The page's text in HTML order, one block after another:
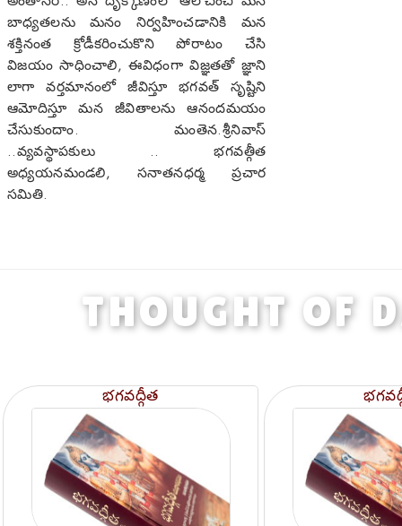
బాధ్యతలను మనం నిర్వహించడానికి మన
శక్తినంత క్రోడీకరించుకొని పోరాటం చేసి
విజయం సాధించాలి, ఈవిధంగా విజ్ఞతతో జ్ఞాని
లాగా వర్తమానంలో జీవిస్తూ భగవత్ సృష్టిని
ఆమోదిస్తూ మన జీవితాలను ఆనందమయం
చేసుకుందాం. మంతెన.శ్రీనివాస్
..వ్యవస్థాపకులు .. భగవత్గీత
అధ్యయనమండలి, సనాతనధర్మ ప్రచార
సమితి.
THOUGHT OF
భగవద్గీత